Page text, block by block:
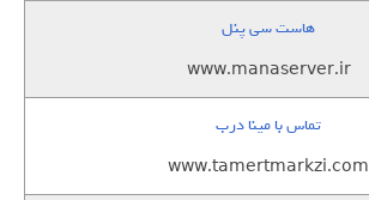
هاست سی پنل
www.manaserver.ir
تماس با مینا درب
www.tamertmarkzi.com